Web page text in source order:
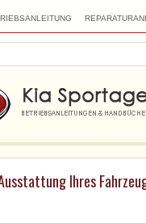
Ihres